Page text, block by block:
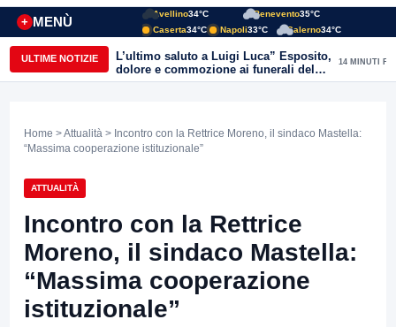
MENÙ
+
Avellino34°C Benevento35°C
Caserta34°C Napoli33°C Salerno34°C
ULTIME NOTIZIE
L’ultimo saluto a Luigi Luca” Esposito,
dolore e commozione ai funerali del
giornalista ucciso
14 MINUTI FA
Home >Attualità > Incontro con la Rettrice Moreno, il sindaco Mastella:
“Massima cooperazione istituzionale”
ATTUALITÀ
Incontro con la Rettrice
Moreno, il sindaco Mastella:
“Massima cooperazione
istituzionale”